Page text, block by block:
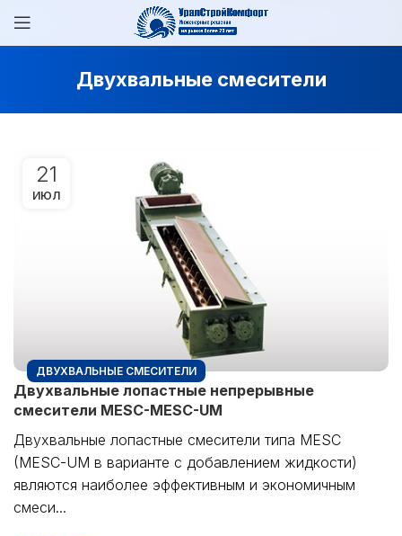
Двухвальные смесители
21
ИЮЛ
ДВУХВАЛЬНЫЕ СМЕСИТЕЛИ
Двухвальные лопастные непрерывные
смесители MESC-MESC-UM
Двухвальные лопастные смесители типа MESC
(MESC-UM в варианте с добавлением жидкости)
являются наиболее эффективным и экономичным
смеси...